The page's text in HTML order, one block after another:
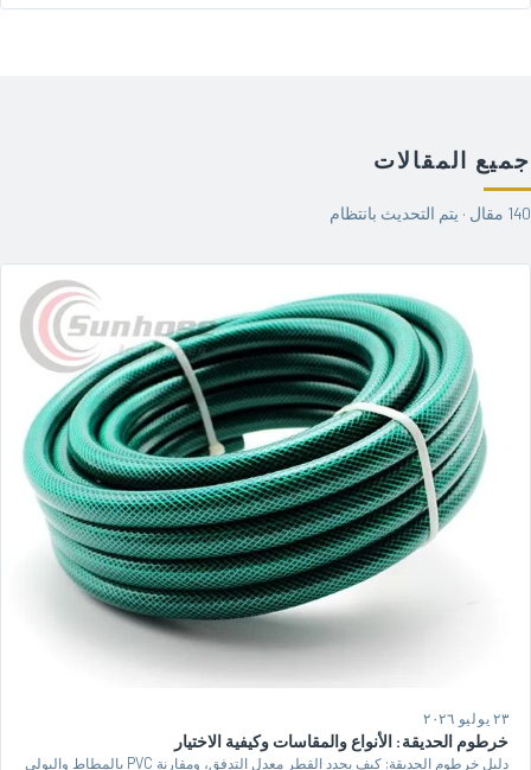
جميع المقالات
140 مقال · يتم التحديث بانتظام
٢٣ يوليو ٢٠٢٦
خرطوم الحديقة: الأنواع والمقاسات وكيفية الاختيار
دليل خرطوم الحديقة: كيف يحدد القطر معدل التدفق، ومقارنة PVC بالمطاط والبولي